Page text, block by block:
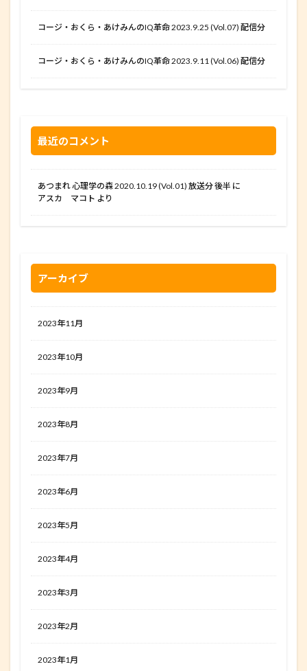
コージ・おくら・あけみんのIQ革命 2023.9.25 (Vol.07) 配信分
コージ・おくら・あけみんのIQ革命 2023.9.11 (Vol.06) 配信分
最近のコメント
あつまれ 心理学の森 2020.10.19 (Vol.01) 放送分 後半 に
アスカ マコト より
アーカイブ
2023年11月
2023年10月
2023年9月
2023年8月
2023年7月
2023年6月
2023年5月
2023年4月
2023年3月
2023年2月
2023年1月